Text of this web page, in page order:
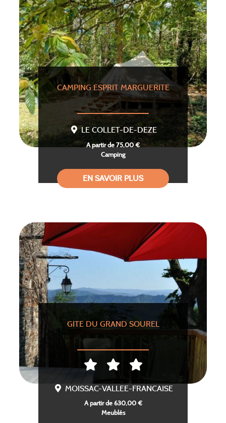
CAMPING ESPRIT MARGUERITE
LE COLLET-DE-DEZE
A partir de 75,00 €
Camping
EN SAVOIR PLUS
GITE DU GRAND SOUREL
MOISSAC-VALLEE-FRANCAISE
A partir de 630,00 €
Meublés